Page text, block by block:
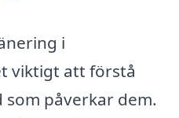
i
viktigt att förstå
påverkar dem.